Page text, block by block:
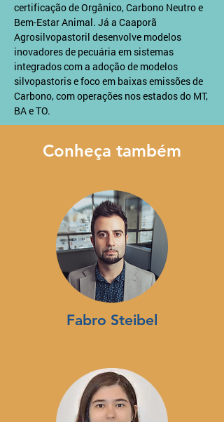
certificação de Orgânico, Carbono Neutro e
Bem-Estar Animal. Já a Caaporã
Agrosilvopastoril desenvolve modelos
inovadores de pecuária em sistemas
integrados com a adoção de modelos
silvopastoris e foco em baixas emissões de
Carbono, com operações nos estados do MT,
BA e TO.
Conheça também
Fabro Steibel